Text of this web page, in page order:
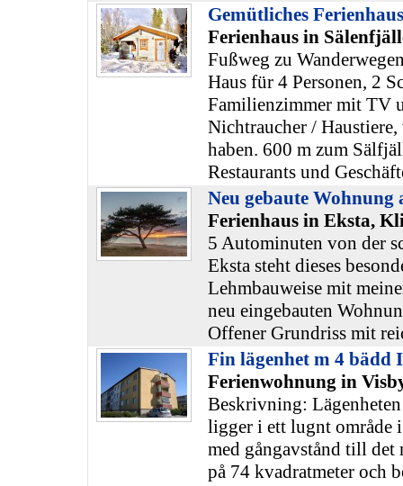
Gemütliches
Ferienhaus in
Fußweg zu
Haus für 4 Personen, 2
Familienzimmer mit TV
Nichtraucher /
haben. 600 m zum
Restaurants und
Neu gebaute
Ferienhaus in Eksta,
5 Autominuten von der
Eksta steht dieses
Lehmbauweise mit
neu eingebauten
Offener Grundriss mit
Fin lägenhet m 4 bädd
Ferienwohnung in
Beskrivning:
ligger i ett lugnt område
med gångavstånd till det
på 74 kvadratmeter och